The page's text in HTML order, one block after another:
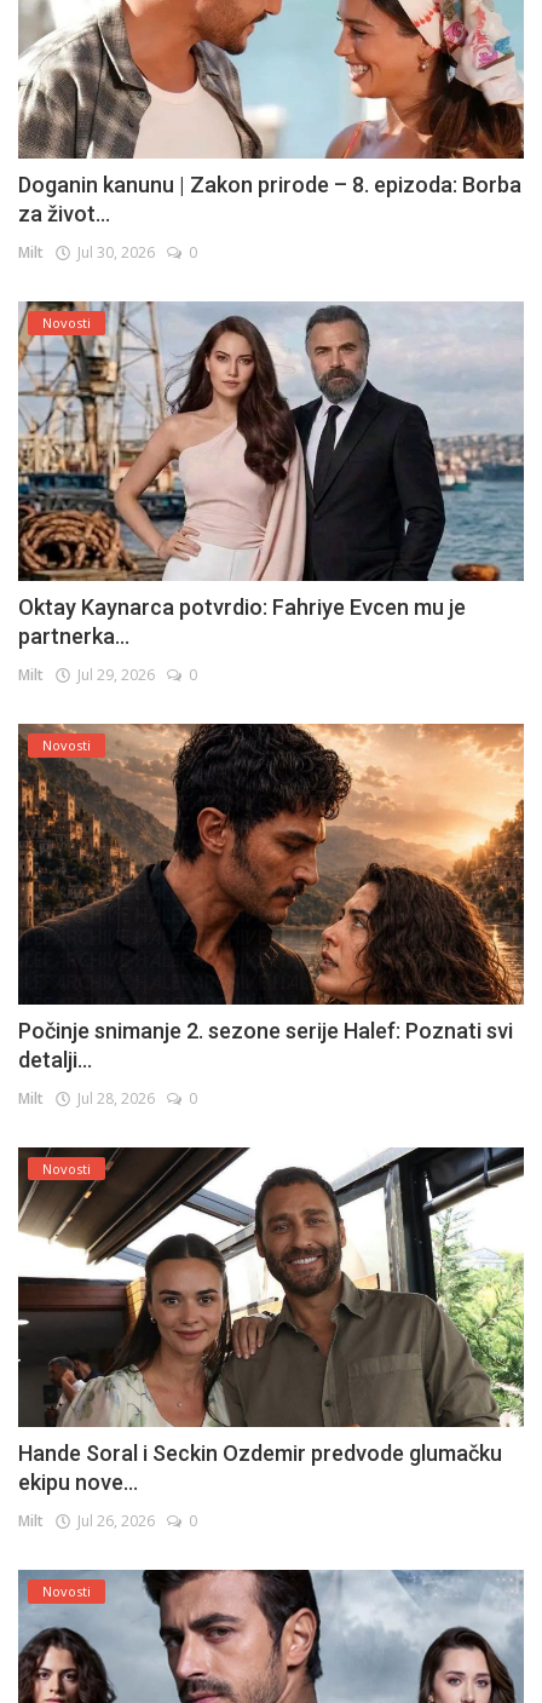
Doganin kanunu | Zakon prirode – 8. epizoda: Borba
za život...
Milt Jul 30, 2026 0
Novosti
Oktay Kaynarca potvrdio: Fahriye Evcen mu je
partnerka...
Milt Jul 29, 2026 0
Novosti
Počinje snimanje 2. sezone serije Halef: Poznati svi
detalji...
Milt Jul 28, 2026 0
Novosti
Hande Soral i Seckin Ozdemir predvode glumačku
ekipu nove...
Milt Jul 26, 2026 0
Novosti